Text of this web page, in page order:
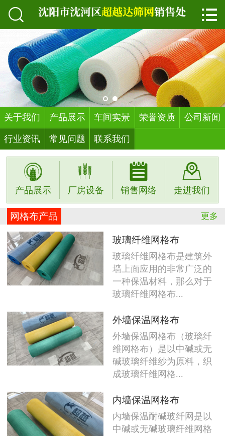
 首页
关于我们
产品展示
车间实景
荣誉资质
行业资讯
常见问题


关于我们 产品展示 车间实景 荣誉资质 公司新闻
行业资讯 常见问题 联系我们

产品展示

厂房设备

销售网络

走进我们
更多
网格布产品
玻璃纤维网格布
玻璃纤维网格布是建筑外
墙上面应用的非常广泛的
一种保温材料，那么对于
玻璃纤维网格布...
外墙保温网格布
外墙保温网格布（玻璃纤
维网格布）是以中碱或无
碱玻璃纤维纱为原料，织
成玻璃纤维网格...
内墙保温网格布
内墙保温耐碱玻纤网是以
中碱或无碱玻璃纤维网格